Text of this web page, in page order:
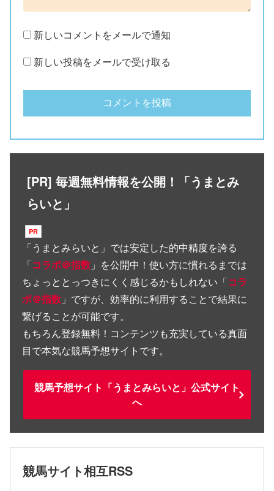
新しいコメントをメールで通知
新しい投稿をメールで受け取る
[PR] 毎週無料情報を公開！「うまとみ
らいと」
「うまとみらいと 」では安定した的中精度を誇る
「コラボ＠指数 」を公開中！使い方に慣れるまでは
ちょっととっつきにくく感じるかもしれない「コラ
ボ＠指数 」ですが、効率的に利用することで結果に
繋げることが可能です。
もちろん登録無料！コンテンツも充実している真面
目で本気な競馬予想サイトです。
競馬予想サイト「うまとみらいと」公式サイト
へ
競馬サイト相互RSS